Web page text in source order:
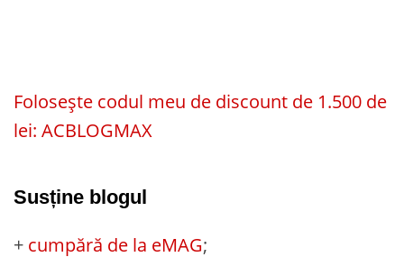
Folosește codul meu de discount de 1.500 de
lei: ACBLOGMAX
Susține blogul
+ cumpără de la eMAG;